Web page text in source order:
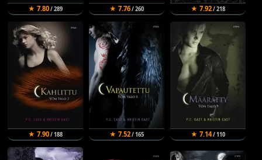
★ 7.80/ 289 ★ 7.76/ 260 ★ 7.92/ 218
★ 7.90/ 188 ★ 7.52/ 165 ★ 7.14/ 110